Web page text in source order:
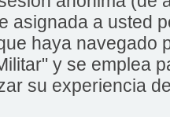
asignada a usted
haya navegado
y se emplea
su experiencia